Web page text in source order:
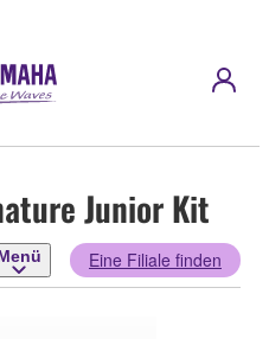
Junior Kit
Eine Filiale finden